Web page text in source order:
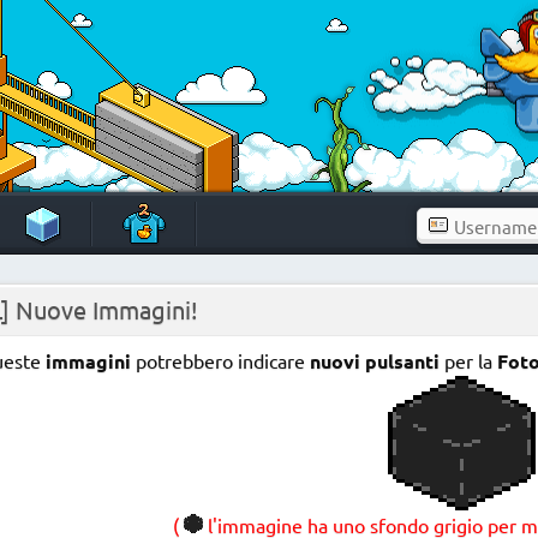
Nuove Immagini!
immagini potrebbero indicare nuovi pulsanti per la
( l'immagine ha uno sfondo grigio per